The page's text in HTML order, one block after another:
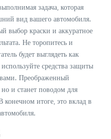
задача‚ которая
вид вашего автомобиля.
выбор краски и аккуратное
Не торопитесь и
будет выглядеть как
средства защиты
Преображенный
но и станет поводом для
итоге‚ это вклад в